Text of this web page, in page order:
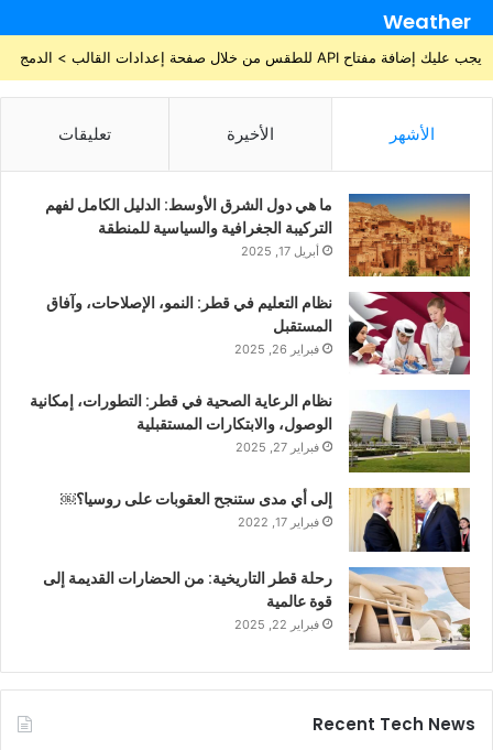
Weather
يجب عليك إضافة مفتاح API للطقس من خلال صفحة إعدادات القالب > الدمج
الأشهر الأخيرة تعليقات
ما هي دول الشرق الأوسط: الدليل الكامل لفهم
التركيبة الجغرافية والسياسية للمنطقة
أبريل 17, 2025
نظام التعليم في قطر: النمو، الإصلاحات، وآفاق
المستقبل
فبراير 26, 2025
نظام الرعاية الصحية في قطر: التطورات، إمكانية
الوصول، والابتكارات المستقبلية
فبراير 27, 2025
إلى أي مدى ستنجح العقوبات على روسيا؟￼
فبراير 17, 2022
رحلة قطر التاريخية: من الحضارات القديمة إلى
قوة عالمية
فبراير 22, 2025
Recent Tech News